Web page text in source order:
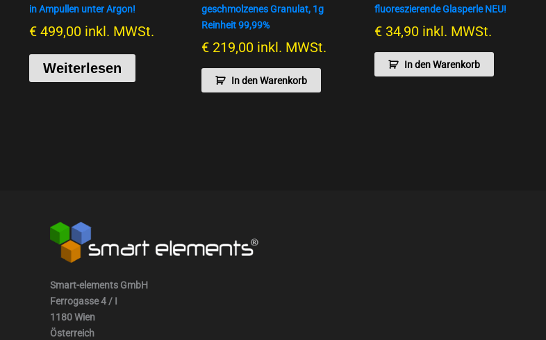
in Ampullen unter Argon!
€499,00 inkl. MWSt.
Weiterlesen
geschmolzenes Granulat, 1g
Reinheit 99,99%
€ 219,00 inkl. MWSt.
In den Warenkorb
fluoreszierende Glasperle NEU!
€34,90 inkl. MWSt.
In den Warenkorb
Smart-elements GmbH
Ferrogasse 4 / I
1180 Wien
Österreich